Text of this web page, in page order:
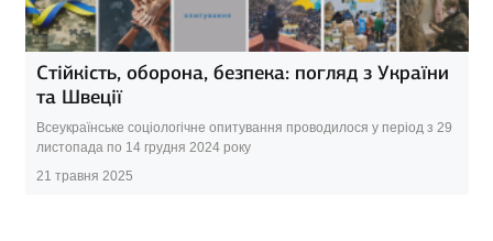
Стійкість, оборона, безпека: погляд з України
та Швеції
Всеукраїнське соціологічне опитування проводилося у період з 29
листопада по 14 грудня 2024 року
21 травня 2025